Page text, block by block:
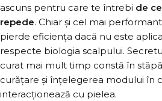
ascuns pentru care te întrebi de
repede. Chiar și cel mai
pierde eficiența dacă nu este
respecte biologia scalpului.
curat mai mult timp constă în
curățare și înțelegerea modului în
interacționează cu pielea.